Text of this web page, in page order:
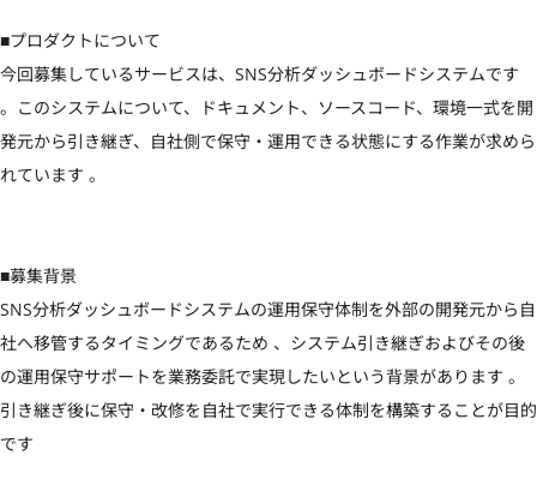
■プロダクトについて
今回募集しているサービスは、SNS分析ダッシュボードシステムです
。このシステムについて、ドキュメント、ソースコード、環境一式を開
発元から引き継ぎ、自社側で保守・運用できる状態にする作業が求めら
れています 。
■募集背景
SNS分析ダッシュボードシステムの運用保守体制を外部の開発元から自
社へ移管するタイミングであるため 、システム引き継ぎおよびその後
の運用保守サポートを業務委託で実現したいという背景があります 。
引き継ぎ後に保守・改修を自社で実行できる体制を構築することが目的
です